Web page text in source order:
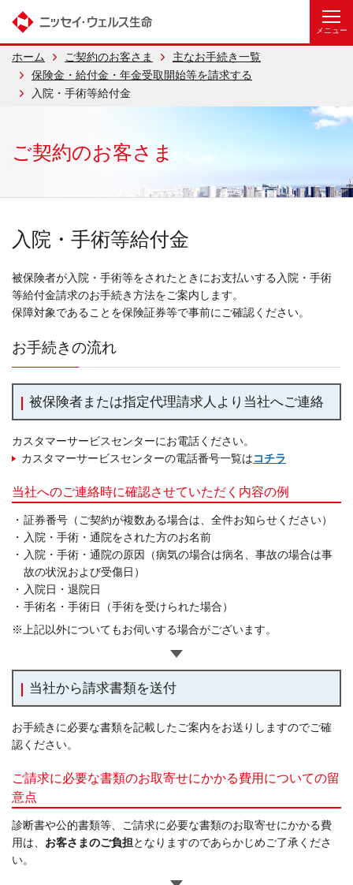
ホーム ご契約のお客さま
主なお手続き一覧
保険金・給付金・年金受取開始等を請求する
入院・手術等給付金
ご契約のお客さま
入院・手術等給付金
被保険者が入院・手術等をされたときにお支払いする入院・手術
等給付金請求のお手続き方法をご案内します。
保障対象であることを保険証券等で事前にご確認ください。
お手続きの流れ
被保険者または指定代理請求人より当社へご連絡
カスタマーサービスセンターにお電話ください。
カスタマーサービスセンターの電話番号一覧はコチラ
当社へのご連絡時に確認させていただく内容の例
・ 証券番号（ご契約が複数ある場合は、全件お知らせください）
・ 入院・手術・通院をされた方のお名前
・ 入院・手術・通院の原因（病気の場合は病名、事故の場合は事
故の状況および受傷日）
・ 入院日・退院日
・ 手術名・手術日（手術を受けられた場合）
※上記以外についてもお伺いする場合がございます。
当社から請求書類を送付
お手続きに必要な書類を記載したご案内をお送りしますのでご確
認ください。
ご請求に必要な書類のお取寄せにかかる費用についての留
意点
診断書や公的書類等、ご請求に必要な書類のお取寄せにかかる費
用は、 お客さまのご負担となりますのであらかじめご了承くださ
い。